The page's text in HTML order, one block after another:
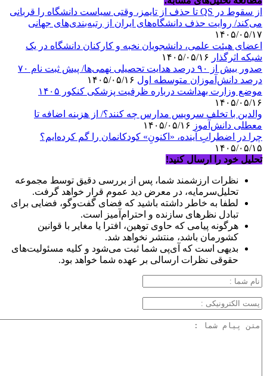
از سقوط در QS تا حذف از تایمز، وقتی سیاست دانشگاه را قربانی
می‌کند/ روایت حذف دانشگاه‌های ایران از رتبه‌بندی‌های جهانی
۱۴۰۵/۰۵/۱۷
اعضای هیئت علمی، دانشجویان نخبه و کارکنان دانشگاه در یک
شبکه‌ اثرگذار
صدور بیش از ۹۰ درصد هدایت تحصیلی نهمی‌ها/ پیش ثبت نام ۷۰
درصد دانش‌آموزان متوسطه اول
موضع وزارت بهداشت درباره ظرفیت پزشکی کنکور ۱۴۰۵
۱۴۰۵/۰۵/۱۶
والدین با تخلف سرویس مدارس چه کنند؟/ از هزینه اضافه تا
معطلی دانش‌آموز
چرا در اضطرابِ آینده، «اکنونِ» کودکانمان را گم کرده‌ایم؟
۱۴۰۵/۰۵/۱۵
تحلیل خود را ارسال کنید!
نظرات ارزشمند شما، پس از بررسی دقیق توسط مجموعه
تحلیل‌سرمایه، در معرض دید عموم قرار خواهد گرفت.
لطفا به خاطر داشته باشید که فضای گفت‌وگو، فضایی برای
تبادل نظرهای سازنده و احترام‌آمیز است.
هرگونه پیامی که حاوی توهین، افترا یا مغایر با قوانین
کشورمان باشد، منتشر نخواهد شد.
بدیهی است که آی‌پی شما ثبت می‌شود و کلیه مسئولیت‌های
حقوقی نظرات ارسالی بر عهده شما خواهد بود.